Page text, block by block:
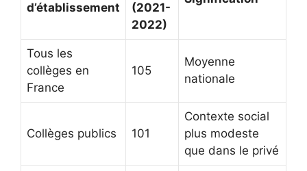
d’établissement
(2021-
2022)
Tous les
collèges en
France
105
Moyenne
nationale
Collèges publics 101
Contexte social
plus modeste
que dans le privé